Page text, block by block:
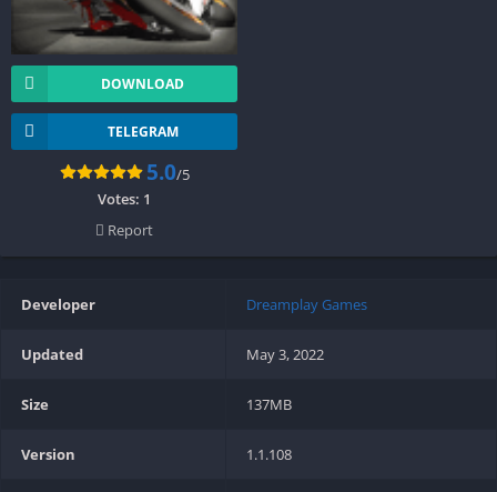
DOWNLOAD
TELEGRAM
5.0/5
Votes: 1
Report
Developer Dreamplay Games
Updated May 3, 2022
Size 137MB
Version 1.1.108